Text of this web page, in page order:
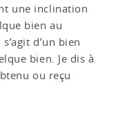
une inclination
bien au
d’un bien
bien. Je dis à
ou reçu